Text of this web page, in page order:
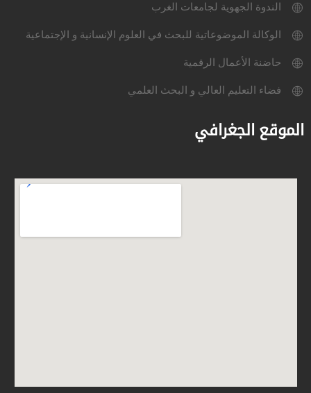
الندوة الجهوية لجامعات الغرب
الوكالة الموضوعاتية للبحث في العلوم الإنسانية و الإجتماعية
حاضنة الأعمال الرقمية
فضاء التعليم العالي و البحث العلمي
الموقع الجغرافي